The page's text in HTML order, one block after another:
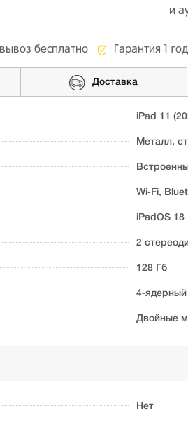
и
бесплатно Гарантия 1 год
Доставка
iPad 11
Металл,
Wi‑Fi,
iPadOS 18
2
128 Гб
4-
Двойные
Нет